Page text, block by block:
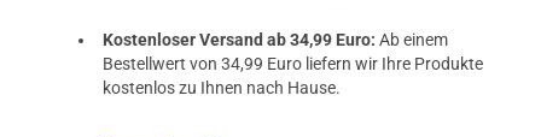
Kostenloser Versand ab 34,99 Euro: Ab einem
Bestellwert von 34,99 Euro liefern wir Ihre Produkte
kostenlos zu Ihnen nach Hause.